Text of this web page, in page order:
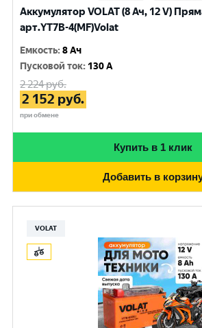
Аккумулятор VOLAT (8 Ач, 12 V)
арт.YT7B-4(MF)Volat
Емкость:8 Ач
Пусковой ток: 130 A
2 224руб.
2 152 руб.
при обмене
Купить в 1 клик
Добавить в
VOLAT